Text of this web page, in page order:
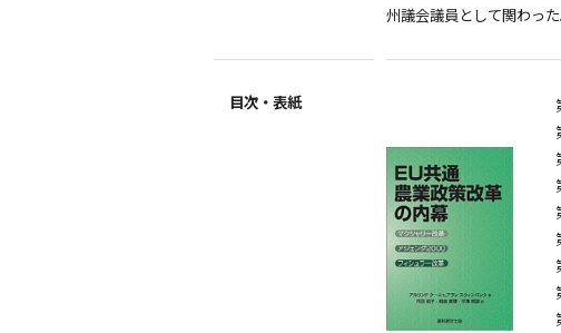
州議会議員として関わっ
目次・表紙